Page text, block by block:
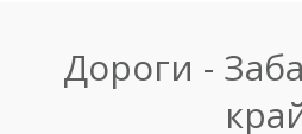
Дороги -